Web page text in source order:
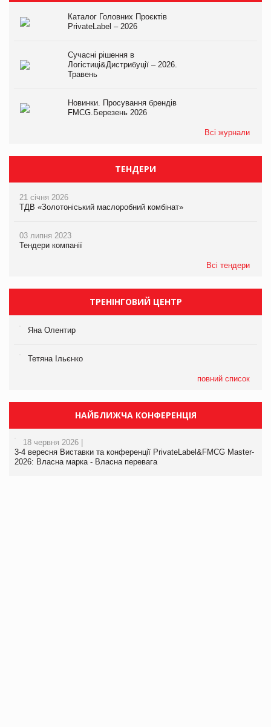
Каталог Головних Проєктів
PrivateLabel – 2026
Сучасні рішення в
Логістиці&Дистрибуції – 2026.
Травень
Новинки. Просування брендів
FMCG.Березень 2026
Всі журнали
ТЕНДЕРИ
21 січня 2026
ТДВ «Золотоніський маслоробний комбінат»
03 липня 2023
Тендери компанії
Всі тендери
ТРЕНІНГОВИЙ ЦЕНТР
Яна Олентир
Тетяна Ільєнко
повний список
НАЙБЛИЖЧА КОНФЕРЕНЦІЯ
18 червня 2026 |
3-4 вересня Виставки та конференції PrivateLabel&FMCG Master-
2026: Власна марка - Власна перевага